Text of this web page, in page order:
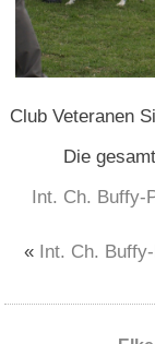
Club Veteranen
Die
Int. Ch.
« Int. Ch.